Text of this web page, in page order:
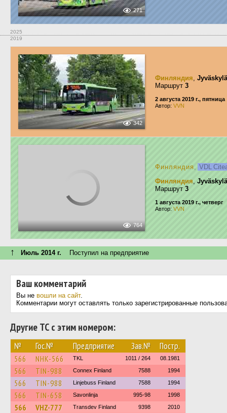
271
2025
2019
342
Финляндия, Jyväskylä
Маршрут 3
2 августа 2019 г., пятница
Автор: VVN
764
Финляндия, VDL
Финляндия, Jyväskylä
Маршрут 3
1 августа 2019 г., четверг
Автор: VVN
↑ Июль 2014 г. Поступил на предприятие
Ваш комментарий
Вы не вошли на сайт.
Комментарии могут оставлять только зарегистрированные
Другие ТС с этим номером:
№ Гос.№ Предприятие Зав.№ Постр.
566 NHK-566 TKL 1011 / 264 08.1981
566 TIN-988 Connex Finland 7588 1994
566 TIN-988 Linjebuss Finland 7588 1994
566 TIN-658 Savonlinja 995-98 1998
566 VHZ-777 Transdev Finland 9398 2010